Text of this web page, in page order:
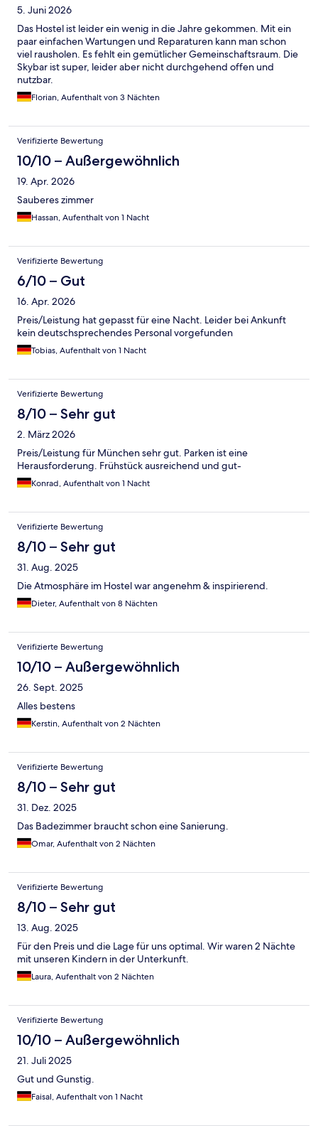
5. Juni 2026
Das Hostel ist leider ein wenig in die Jahre gekommen. Mit ein
paar einfachen Wartungen und Reparaturen kann man schon
viel rausholen. Es fehlt ein gemütlicher Gemeinschaftsraum. Die
Skybar ist super, leider aber nicht durchgehend offen und
nutzbar.
Florian, Aufenthalt von 3 Nächten
Verifizierte Bewertung
10/10 – Außergewöhnlich
19. Apr. 2026
Sauberes zimmer
Hassan, Aufenthalt von 1 Nacht
Verifizierte Bewertung
6/10 – Gut
16. Apr. 2026
Preis/Leistung hat gepasst für eine Nacht. Leider bei Ankunft
kein deutschsprechendes Personal vorgefunden
Tobias, Aufenthalt von 1 Nacht
Verifizierte Bewertung
8/10 – Sehr gut
2. März 2026
Preis/Leistung für München sehr gut. Parken ist eine
Herausforderung. Frühstück ausreichend und gut-
Konrad, Aufenthalt von 1 Nacht
Verifizierte Bewertung
8/10 – Sehr gut
31. Aug. 2025
Die Atmosphäre im Hostel war angenehm & inspirierend.
Dieter, Aufenthalt von 8 Nächten
Verifizierte Bewertung
10/10 – Außergewöhnlich
26. Sept. 2025
Alles bestens
Kerstin, Aufenthalt von 2 Nächten
Verifizierte Bewertung
8/10 – Sehr gut
31. Dez. 2025
Das Badezimmer braucht schon eine Sanierung.
Omar, Aufenthalt von 2 Nächten
Verifizierte Bewertung
8/10 – Sehr gut
13. Aug. 2025
Für den Preis und die Lage für uns optimal. Wir waren 2 Nächte
mit unseren Kindern in der Unterkunft.
Laura, Aufenthalt von 2 Nächten
Verifizierte Bewertung
10/10 – Außergewöhnlich
21. Juli 2025
Gut und Gunstig.
Faisal, Aufenthalt von 1 Nacht